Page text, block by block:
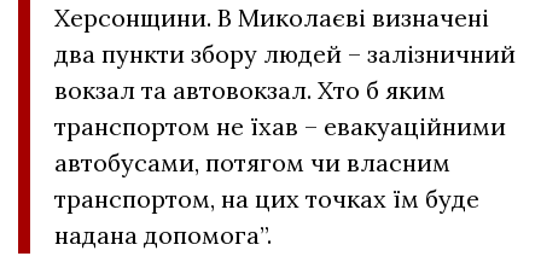
Херсонщини. В Миколаєві визначені
два пункти збору людей – залізничний
вокзал та автовокзал. Хто б яким
транспортом не їхав – евакуаційними
автобусами, потягом чи власним
транспортом, на цих точках їм буде
надана допомога”.